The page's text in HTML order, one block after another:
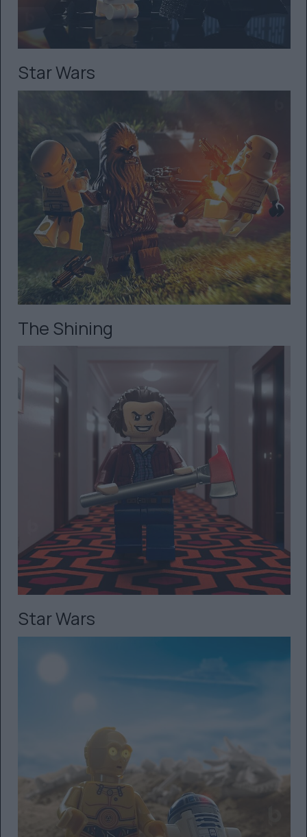
Star Wars
The Shining
Star Wars